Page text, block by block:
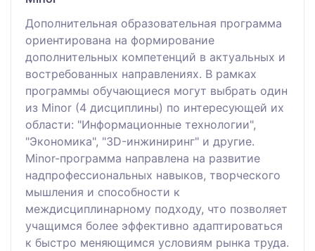
Дополнительная образовательная программа
ориентирована на формирование
дополнительных компетенций в актуальных и
востребованных направлениях. В рамках
программы обучающиеся могут выбрать один
из Minor (4 дисциплины) по интересующей их
области: "Информационные технологии",
"Экономика", "3D-инжиниринг" и другие.
Minor-программа направлена на развитие
надпрофессиональных навыков, творческого
мышления и способности к
междисциплинарному подходу, что позволяет
учащимся более эффективно адаптироваться
к быстро меняющимся условиям рынка труда.